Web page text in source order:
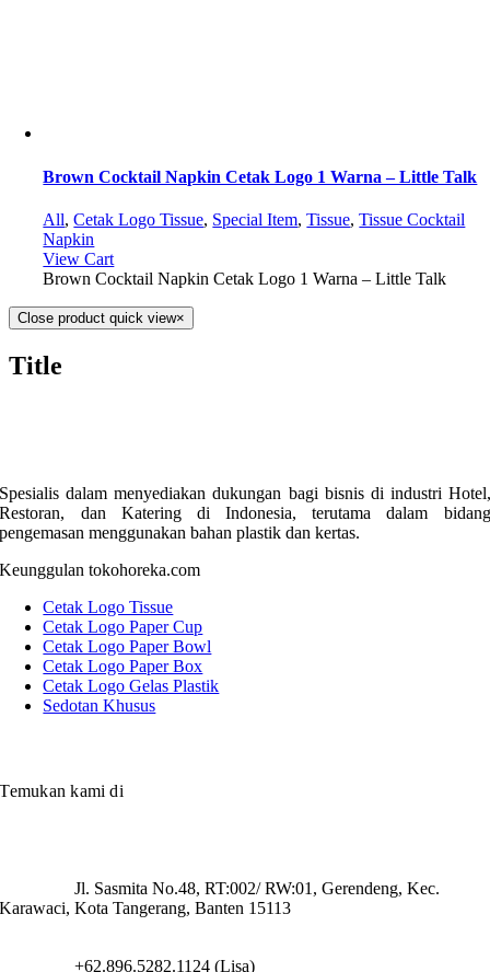
Brown Cocktail Napkin Cetak Logo 1 Warna – Little Talk
All,Cetak Logo Tissue, Special Item,Tissue,Tissue Cocktail
Napkin
View Cart
Brown Cocktail Napkin Cetak Logo 1 Warna – Little Talk
Close product quick view×
Title
Spesialis dalam menyediakan dukungan bagi bisnis di industri Hotel,
Restoran, dan Katering di Indonesia, terutama dalam bidang
pengemasan menggunakan bahan plastik dan kertas.
Keunggulan tokohoreka.com
Cetak Logo Tissue
Cetak Logo Paper Cup
Cetak Logo Paper Bowl
Cetak Logo Paper Box
Cetak Logo Gelas Plastik
Sedotan Khusus
Temukan kami di
Jl. Sasmita No.48, RT:002/ RW:01, Gerendeng, Kec.
Karawaci, Kota Tangerang, Banten 15113
+62.896.5282.1124 (Lisa)